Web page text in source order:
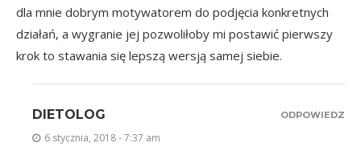
dla mnie dobrym motywatorem do podjęcia konkretnych
działań, a wygranie jej pozwoliłoby mi postawić pierwszy
krok to stawania się lepszą wersją samej siebie.
DIETOLOG
6 stycznia, 2018 - 7:37 am
ODPOWIEDZ